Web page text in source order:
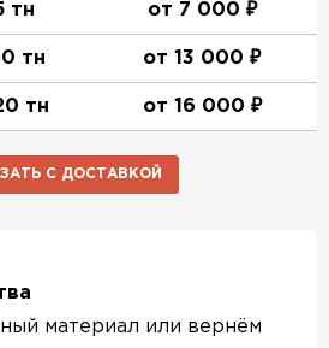
тн от 7 000 ₽
тн от 13 000 ₽
тн от 16 000 ₽
С ДОСТАВКОЙ
материал или вернём